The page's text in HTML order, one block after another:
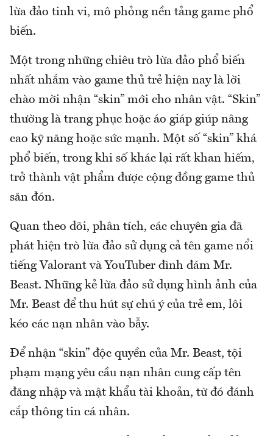
lừa đảo tinh vi, mô phỏng nền tảng game phổ
biến.
Một trong những chiêu trò lừa đảo phổ biến
nhất nhắm vào game thủ trẻ hiện nay là lời
chào mời nhận “skin” mới cho nhân vật. “Skin”
thường là trang phục hoặc áo giáp giúp nâng
cao kỹ năng hoặc sức mạnh. Một số “skin” khá
phổ biến, trong khi số khác lại rất khan hiếm,
trở thành vật phẩm được cộng đồng game thủ
săn đón.
Quan theo dõi, phân tích, các chuyên gia đã
phát hiện trò lừa đảo sử dụng cả tên game nổi
tiếng Valorant và YouTuber đình đám Mr.
Beast. Những kẻ lừa đảo sử dụng hình ảnh của
Mr. Beast để thu hút sự chú ý của trẻ em, lôi
kéo các nạn nhân vào bẫy.
Để nhận “skin” độc quyền của Mr. Beast, tội
phạm mạng yêu cầu nạn nhân cung cấp tên
đăng nhập và mật khẩu tài khoản, từ đó đánh
cắp thông tin cá nhân.